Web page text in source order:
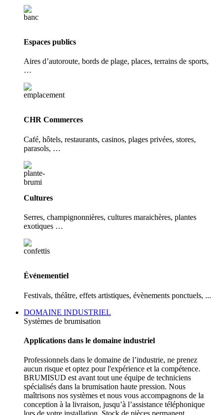
Espaces publics
Aires d’autoroute, bords de plage, places, terrains de sports,
…
CHR Commerces
Café, hôtels, restaurants, casinos, plages privées, stores,
parasols, …
Cultures
Serres, champignonnières, cultures maraichères, plantes
exotiques …
Événementiel
Festivals, théâtre, effets artistiques, évènements ponctuels, ...
DOMAINE INDUSTRIEL
Systèmes de brumisation
Applications dans le domaine industriel
Professionnels dans le domaine de l’industrie, ne prenez
aucun risque et optez pour l'expérience et la compétence.
BRUMISUD est avant tout une équipe de techniciens
spécialisés dans la brumisation haute pression. Nous
maîtrisons nos systèmes et nous vous accompagnons de la
conception à la livraison, jusqu’à l’assistance téléphonique